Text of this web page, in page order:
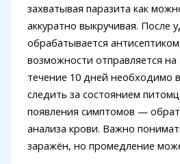
захватывая паразита как
аккуратно выкручивая. После
обрабатывается
возможности отправляется на
течение 10 дней необходимо
следить за состоянием
появления симптомов —
анализа крови. Важно
заражён, но промедление